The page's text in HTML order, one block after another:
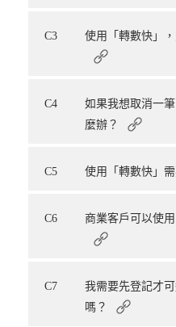
C3 使用「轉數快」
C4
如果我想取消一
麼辦？
C5 使用「轉數快」
C6 商業客戶可以使
C7
我需要先登記才
嗎？